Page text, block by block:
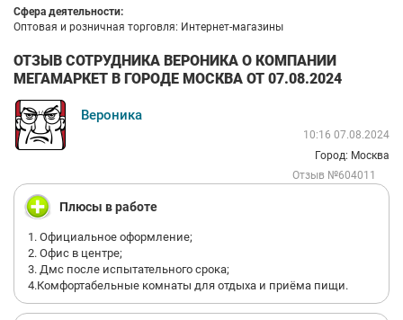
Сфера деятельности:
Оптовая и розничная торговля: Интернет-магазины
ОТЗЫВ СОТРУДНИКА ВЕРОНИКА О КОМПАНИИ
МЕГАМАРКЕТ В ГОРОДЕ МОСКВА ОТ 07.08.2024
Вероника
10:16 07.08.2024
Город: Москва
Отзыв №604011
Плюсы в работе
1. Официальное оформление;
2. Офис в центре;
3. Дмс после испытательного срока;
4.Комфортабельные комнаты для отдыха и приёма пищи.